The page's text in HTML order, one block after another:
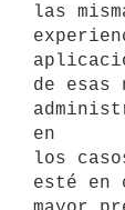
las
de esas
en
los
esté en